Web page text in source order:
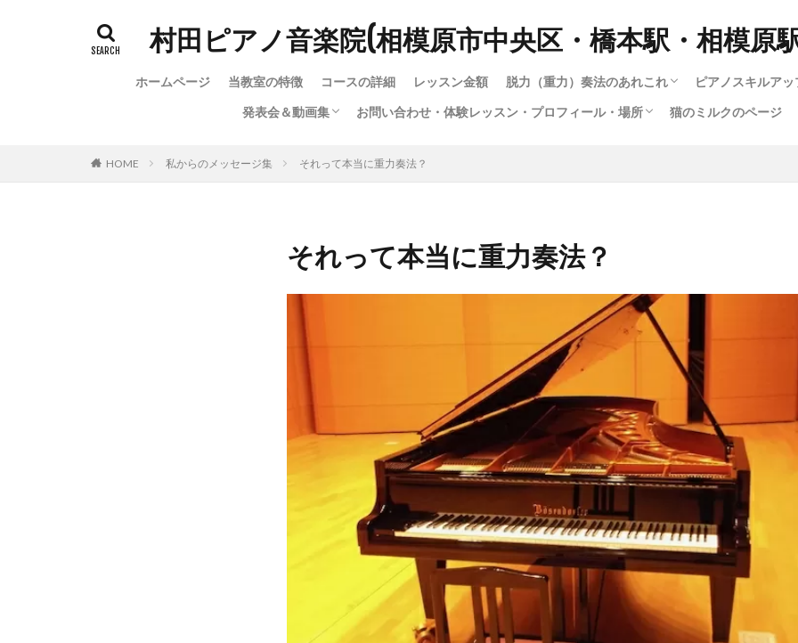
村田ピアノ音楽院(相模原市中央区・橋本駅・相模原
ホームページ 当教室の特徴 コースの詳細 レッスン金額 脱力（重力）奏法のあれこれ
脱力奏法(重量・重力奏法）スピード講座
動画で脱力・重力・重量奏法スピード講座！
もっとわかる！脱力・重力・重量奏法講座
ハノンで習得する脱力・重量（重力）奏法
ロシア奏法と重量奏法は何が違う？
ピアノスキルアッ
多彩な音色（タ
1.ピアノの構造
12.指は立てるの
大人のためのス
子供スキルアッ
楽譜出版会社の
ショパンエチュ
楽譜出版会社の
暗譜の極意技（
さまざまな曲の
youtubeによる
ハノンで習得す
ジストニア・腱
暗譜の極意技（
発表会＆動画集 お問い合わせ・体験レッスン・プロフィール・場所 猫のミルクのページ
HOME 私からのメッセージ集 それって本当に重力奏法？
それって本当に重力奏法？